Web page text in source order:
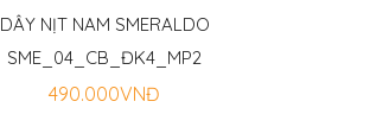
DÂY NỊT NAM SMERALDO
SME_04_CB_ĐK4_MP2
490.000VNĐ